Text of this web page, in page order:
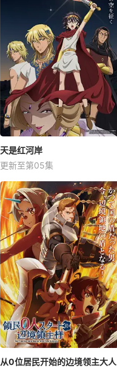
天是红河岸
更新至第05集
从0位居民开始的边境领主大人